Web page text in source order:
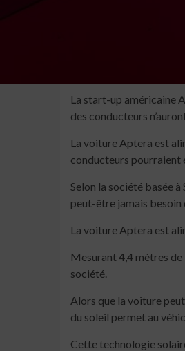
La start-up américaine
des conducteurs
La voiture Aptera est
conducteurs pourraient
Selon la société basée
peut-être jamais besoin
La voiture Aptera est
Mesurant 4,4 mètres
société.
Alors que la voiture
du soleil permet au
Cette technologie